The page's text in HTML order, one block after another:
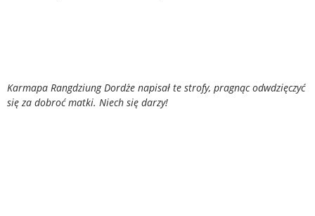
Karmapa Rangdziung Dordże napisał te strofy, pragnąc odwdzięczyć
się za dobroć matki. Niech się darzy!